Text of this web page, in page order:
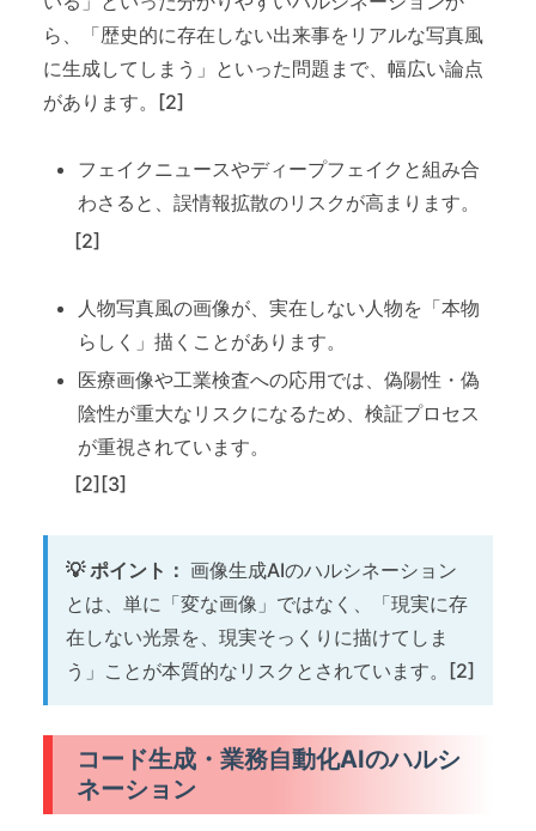
ら、「歴史的に存在しない出来事をリアルな写真風
に生成してしまう」といった問題まで、幅広い論点
があります。[2]
フェイクニュースやディープフェイクと組み合
わさると、誤情報拡散のリスクが高まります。
[2]
人物写真風の画像が、実在しない人物を「本物
らしく」描くことがあります。
医療画像や工業検査への応用では、偽陽性・偽
陰性が重大なリスクになるため、検証プロセス
が重視されています。
[2][3]
💡 ポイント： 画像生成AIのハルシネーション
とは、単に「変な画像」ではなく、「現実に存
在しない光景を、現実そっくりに描けてしま
う」ことが本質的なリスクとされています。[2]
コード生成・業務自動化AIのハルシ
ネーション